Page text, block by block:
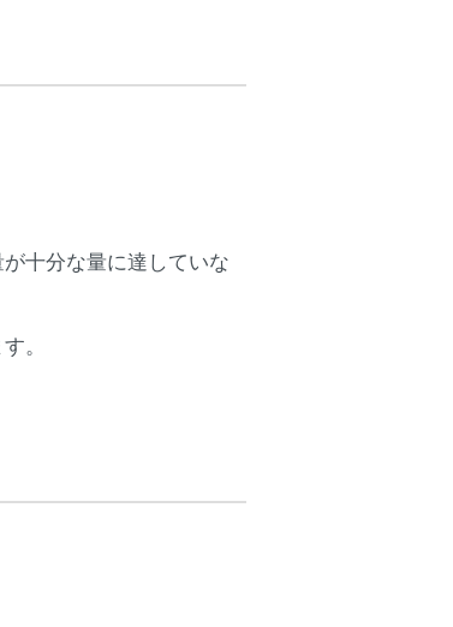
十分な量に達していな
。